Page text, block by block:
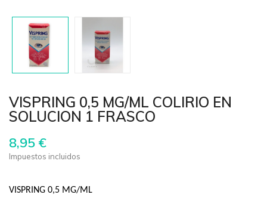
VISPRING 0,5 MG/ML COLIRIO EN
SOLUCION 1 FRASCO
8,95 €
Impuestos incluidos
VISPRING 0,5 MG/ML